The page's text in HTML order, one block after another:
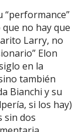
“performance”
no hay que
Larry, no
Elon
en la
también
Bianchi y su
si los hay)
sin dos